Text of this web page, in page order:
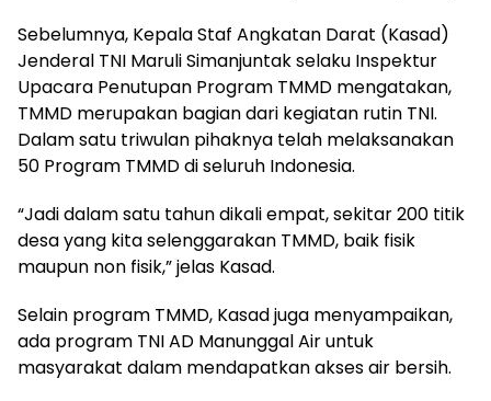
Sebelumnya, Kepala Staf Angkatan Darat (Kasad)
Jenderal TNI Maruli Simanjuntak selaku Inspektur
Upacara Penutupan Program TMMD mengatakan,
TMMD merupakan bagian dari kegiatan rutin TNI.
Dalam satu triwulan pihaknya telah melaksanakan
50 Program TMMD di seluruh Indonesia.
“Jadi dalam satu tahun dikali empat, sekitar 200 titik
desa yang kita selenggarakan TMMD, baik fisik
maupun non fisik,” jelas Kasad.
Selain program TMMD, Kasad juga menyampaikan,
ada program TNI AD Manunggal Air untuk
masyarakat dalam mendapatkan akses air bersih.